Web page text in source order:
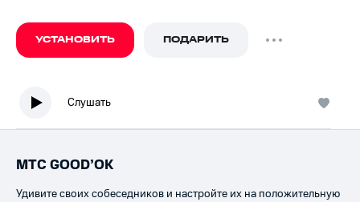
УСТАНОВИТЬ ПОДАРИТЬ
Слушать
МТС GOOD’OK
Удивите своих собеседников и настройте их на положительную